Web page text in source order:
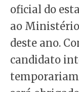
oficial do
ao Ministério
deste ano.
candidato